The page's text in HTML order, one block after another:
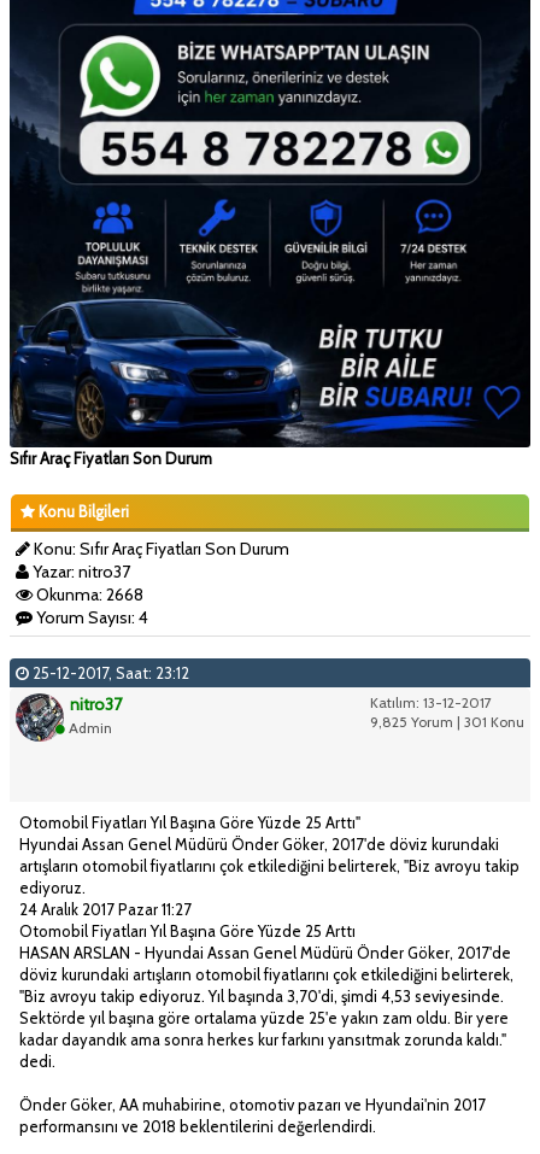
Sıfır Araç Fiyatları Son Durum
Konu Bilgileri
Konu: Sıfır Araç Fiyatları Son Durum
Yazar: nitro37
Okunma: 2668
Yorum Sayısı: 4
25-12-2017, Saat: 23:12
Katılım: 13-12-2017
9,825 Yorum | 301 Konu
nitro37
Admin
Otomobil Fiyatları Yıl Başına Göre Yüzde 25 Arttı"
Hyundai Assan Genel Müdürü Önder Göker, 2017'de döviz kurundaki
artışların otomobil fiyatlarını çok etkilediğini belirterek, "Biz avroyu takip
ediyoruz.
24 Aralık 2017 Pazar 11:27
Otomobil Fiyatları Yıl Başına Göre Yüzde 25 Arttı
HASAN ARSLAN - Hyundai Assan Genel Müdürü Önder Göker, 2017'de
döviz kurundaki artışların otomobil fiyatlarını çok etkilediğini belirterek,
"Biz avroyu takip ediyoruz. Yıl başında 3,70'di, şimdi 4,53 seviyesinde.
Sektörde yıl başına göre ortalama yüzde 25'e yakın zam oldu. Bir yere
kadar dayandık ama sonra herkes kur farkını yansıtmak zorunda kaldı."
dedi.
Önder Göker, AA muhabirine, otomotiv pazarı ve Hyundai'nin 2017
performansını ve 2018 beklentilerini değerlendirdi.